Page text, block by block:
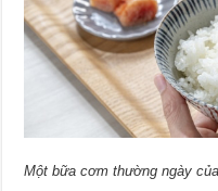
Một bữa cơm thường ngày